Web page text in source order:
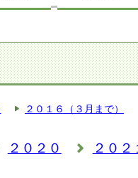
２０１６（３月まで）
２０２０ ２０２